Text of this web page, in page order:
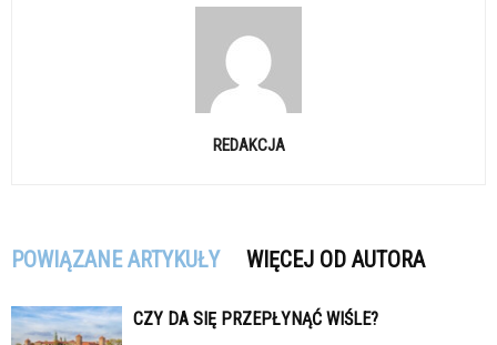
REDAKCJA
POWIĄZANE ARTYKUŁY WIĘCEJ OD AUTORA
CZY DA SIĘ PRZEPŁYNĄĆ WIŚLE?